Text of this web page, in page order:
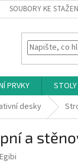
SOUBORY KE
PRVKY
desky
a
Egibi